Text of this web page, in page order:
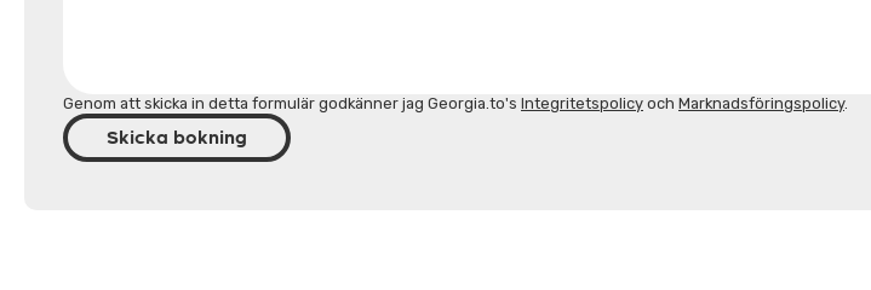
Genom att skicka in detta formulär godkänner jag Georgia.to's Integritetspolicy och Marknadsföringspolicy.
Skicka bokning